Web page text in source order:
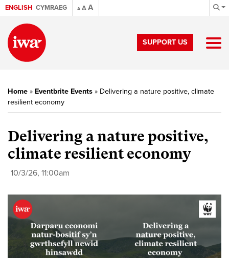
ENGLISH CYMRAEG A AA
SUPPORT US
Home » Eventbrite Events » Delivering a nature positive, climate
resilient economy
Delivering a nature positive,
climate resilient economy
10/3/26, 11:00am